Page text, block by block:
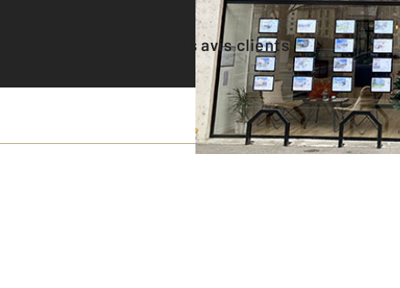
Voir tous les avis clients